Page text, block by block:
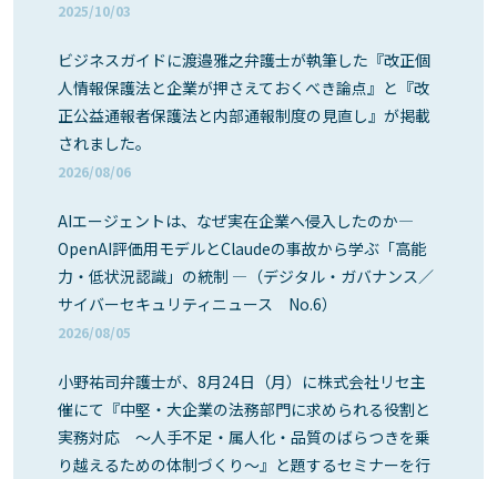
2025/10/03
ビジネスガイドに渡邉雅之弁護士が執筆した『改正個
人情報保護法と企業が押さえておくべき論点』と『改
正公益通報者保護法と内部通報制度の見直し』が掲載
されました。
2026/08/06
AIエージェントは、なぜ実在企業へ侵入したのか―
OpenAI評価用モデルとClaudeの事故から学ぶ「高能
力・低状況認識」の統制 ―（デジタル・ガバナンス／
サイバーセキュリティニュース No.6）
2026/08/05
小野祐司弁護士が、8月24日（月）に株式会社リセ主
催にて『中堅・大企業の法務部門に求められる役割と
実務対応 ～人手不足・属人化・品質のばらつきを乗
り越えるための体制づくり～』と題するセミナーを行